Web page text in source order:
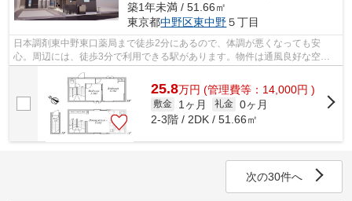
築1年未満 / 51.66㎡
東京都中野区東中野５丁目
日本調剤東中野東口薬局まで徒歩2分にあるので、体調が悪くなっても安
心。周辺には、徒歩3分で利用できる駅があります。物件は通風良好な空間
です。アクセスには中野区エリアの賃貸情...
25.8万円 (管理費等：14,000円 )
敷金 1ヶ月 礼金 0ヶ月
2-3階 / 2DK / 51.66㎡
次の30件へ